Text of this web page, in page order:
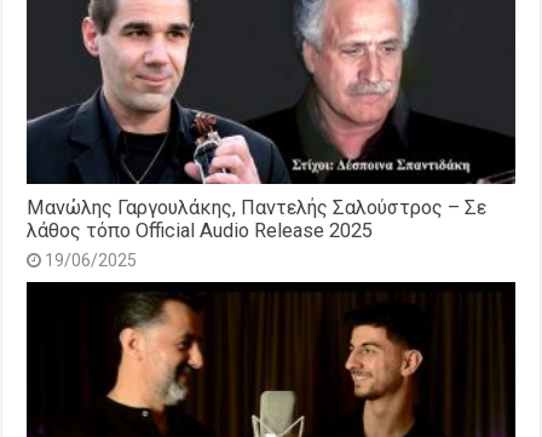
Μανώλης Γαργουλάκης, Παντελής Σαλούστρος – Σε
λάθος τόπο Official Audio Release 2025
19/06/2025